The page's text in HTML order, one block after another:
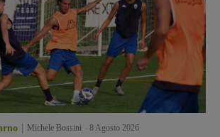
Michele Bossini 8 Agosto 2026